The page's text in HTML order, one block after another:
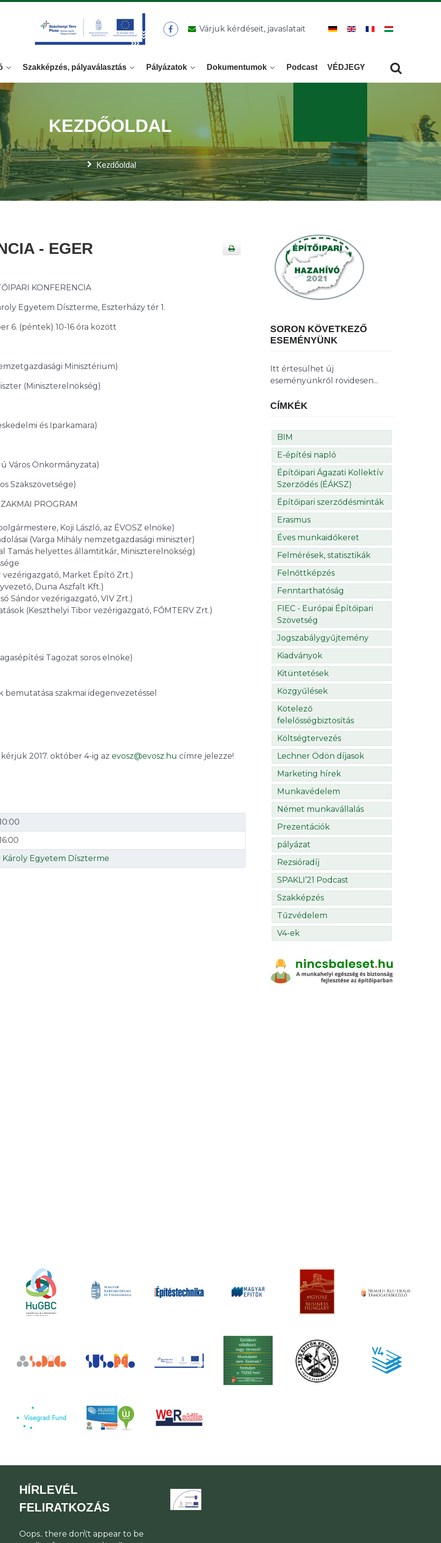
Várjuk kérdéseit, javaslatait
Szakképzés, pályaválasztás Pályázatok Dokumentumok Podcast VÉDJEGY
Kezdőoldal
KEZDŐOLDAL
- EGER
KONFERENCIA
Egyetem Díszterme, Eszterházy tér 1.
6. (péntek) 10-16 óra között
Minisztérium)
(Miniszterelnökség)
és Iparkamara)
Város Önkormányzata)
Szakszövetsége)
PROGRAM
Koji László, az ÉVOSZ elnöke)
(Varga Mihály nemzetgazdasági miniszter)
Tamás helyettes államtitkár, Miniszterelnökség)
vezérigazgató, Market Építő Zrt.)
Duna Aszfalt Kft.)
Sándor vezérigazgató, VIV Zrt.)
(Keszthelyi Tibor vezérigazgató, FŐMTERV Zrt.)
Tagozat soros elnöke)
bemutatása szakmai idegenvezetéssel
2017. október 4-ig az evosz@evosz.hu címre jelezze!
Károly Egyetem Díszterme
SORON KÖVETKEZŐ
ESEMÉNYÜNK
Itt értesülhet új
eseményünkről rövidesen...
CÍMKÉK
BIM
E-építési napló
Építőipari Ágazati Kollektív
Szerződés (ÉÁKSZ)
Építőipari szerződésminták
Erasmus
Éves munkaidőkeret
Felmérések, statisztikák
Felnőttképzés
Fenntarthatóság
FIEC - Európai Építőipari
Szövetség
Jogszabálygyűjtemény
Kiadványok
Kitüntetések
Közgyűlések
Kötelező
felelősségbiztosítás
Költségtervezés
Lechner Ödön díjasok
Marketing hírek
Munkavédelem
Német munkavállalás
Prezentációk
pályázat
Rezsióradíj
SPAKLI’21 Podcast
Szakképzés
Tűzvédelem
V4-ek
HÍRLEVÉL
FELIRATKOZÁS
Oops.. there don\'t appear to be